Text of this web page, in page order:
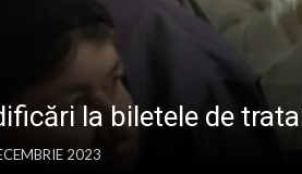
la biletele de
2023